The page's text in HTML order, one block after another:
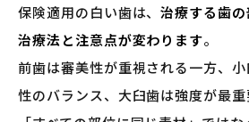
保険適用の白い歯は、治療する歯
治療法と注意点が変わります。
前歯は審美性が重視される一方、
性のバランス、大臼歯は強度が最重